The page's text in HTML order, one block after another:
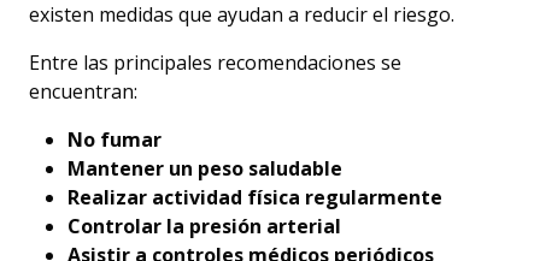
existen medidas que ayudan a reducir el riesgo.
Entre las principales recomendaciones se
encuentran:
No fumar
Mantener un peso saludable
Realizar actividad física regularmente
Controlar la presión arterial
Asistir a controles médicos periódicos